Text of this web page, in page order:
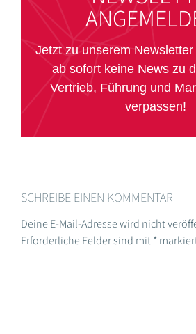
Jetzt zu unserem
ab sofort keine News zu
Vertrieb, Führung und
verpassen!
SCHREIBE EINEN KOMMENTAR
Deine E-Mail-Adresse wird nicht
Erforderliche Felder sind mit*